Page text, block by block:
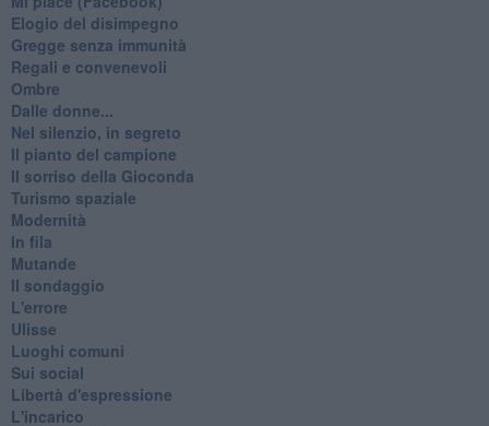
Elogio del disimpegno
Gregge senza immunità
Regali e convenevoli
Ombre
Dalle donne...
Nel silenzio, in segreto
Il pianto del campione
Il sorriso della Gioconda
Turismo spaziale
Modernità
In fila
Mutande
Il sondaggio
L'errore
Ulisse
Luoghi comuni
Sui social
Libertà d'espressione
L'incarico